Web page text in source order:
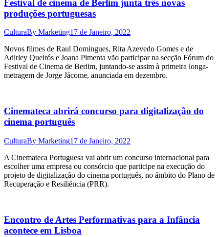
Festival de cinema de Berlim junta três novas
produções portuguesas
CulturaBy Marketing17 de Janeiro, 2022
Novos filmes de Raul Domingues, Rita Azevedo Gomes e de
Adirley Queirós e Joana Pimenta vão participar na secção Fórum do
Festival de Cinema de Berlim, juntando-se assim à primeira longa-
metragem de Jorge Jácome, anunciada em dezembro.
Cinemateca abrirá concurso para digitalização do
cinema português
CulturaBy Marketing17 de Janeiro, 2022
A Cinemateca Portuguesa vai abrir um concurso internacional para
escolher uma empresa ou consórcio que participe na execução do
projeto de digitalização do cinema português, no âmbito do Plano de
Recuperação e Resiliência (PRR).
Encontro de Artes Performativas para a Infância
acontece em Lisboa